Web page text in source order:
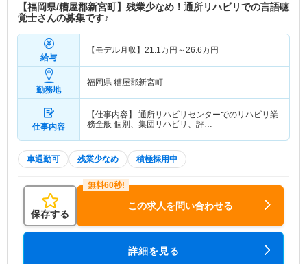
【福岡県/糟屋郡新宮町】残業少なめ！通所リハビリでの言語聴
覚士さんの募集です♪
給与
【モデル月収】 21.1 万円～26.6万円
勤務地
福岡県 糟屋郡新宮町
仕事内容
【仕事内容】 通所リハビリセンターでのリハビリ業
務全般 個別、集団リハビリ、評…
車通勤可 残業少なめ 積極採用中
保存する
この求人を問い合わせる
詳細を見る